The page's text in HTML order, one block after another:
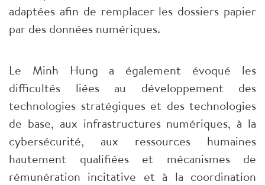
adaptées afin de remplacer les dossiers papier
par des données numériques.
Le Minh Hung a également évoqué les
difficultés liées au développement des
technologies stratégiques et des technologies
de base, aux infrastructures numériques, à la
cybersécurité, aux ressources humaines
hautement qualifiées et mécanismes de
rémunération incitative et à la coordination